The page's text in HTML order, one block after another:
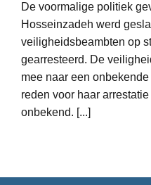
De voormalige politiek
Hosseinzadeh werd
veiligheidsbeambten op
gearresteerd. De
mee naar een
reden voor haar
onbekend. [...]